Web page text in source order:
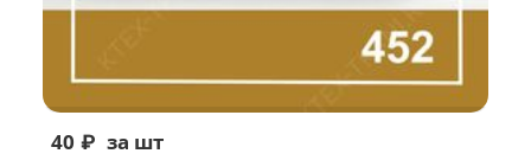
40 ₽ за шт